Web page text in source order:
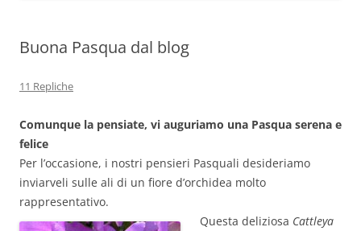
Buona Pasqua dal blog
11 Repliche
Comunque la pensiate, vi auguriamo una Pasqua serena e
felice
Per l’occasione, i nostri pensieri Pasquali desideriamo
inviarveli sulle ali di un fiore d’orchidea molto
rappresentativo.
Questa deliziosa Cattleya